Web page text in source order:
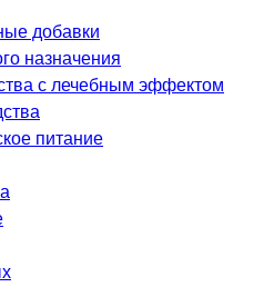
добавки
назначения
с лечебным эффектом
питание